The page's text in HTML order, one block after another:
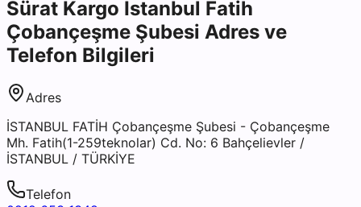
Sürat Kargo İstanbul Fatih
Çobançeşme Şubesi Adres ve
Telefon Bilgileri
Adres
İSTANBUL FATİH Çobançeşme Şubesi - Çobançeşme
Mh. Fatih(1-259teknolar) Cd. No: 6 Bahçelievler /
İSTANBUL / TÜRKİYE
Telefon